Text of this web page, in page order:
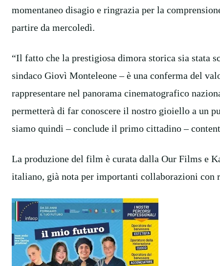
momentaneo disagio e ringrazia per la
partire da mercoledì.
“Il fatto che la prestigiosa dimora storica sia stata
sindaco Giovì Monteleone – è una conferma del
rappresentare nel panorama cinematografico
permetterà di far conoscere il nostro gioiello a un
siamo quindi – conclude il primo cittadino –
La produzione del film è curata dalla Our Films e
italiano, già nota per importanti collaborazioni con